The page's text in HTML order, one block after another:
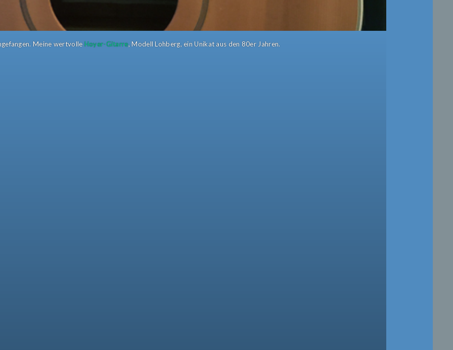
Meine wertvolle Hoyer-Gitarre, Modell Lohberg, ein Unikat aus den 80er Jahren.